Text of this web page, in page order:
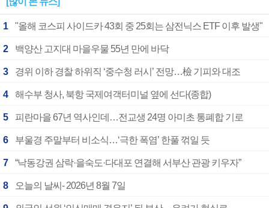
1 "올해 코스피 사이드카 43회 중 25회는 삼전닉스 ETF 이후 발생"
2 백양산 고지대 마을우물 55년 만에 바닥
3 경위 이하 경찰 하위직 ‘중수청 러시’ 전망…檢 기피와 대조
4 해수부 청사, 북항 국제여객터미널 옆에 선다(종합)
5 피란마을 67년 역사인데…전교생 24명 아미초 통폐합 기로
6 부울경 주말부터 비소식…‘극한 폭염’ 한풀 꺾일 듯
7 “낙동강권 삼락·을숙도·다대포 연결해 서부산 관광 키우자”
8 오늘의 날씨- 2026년 8월 7일